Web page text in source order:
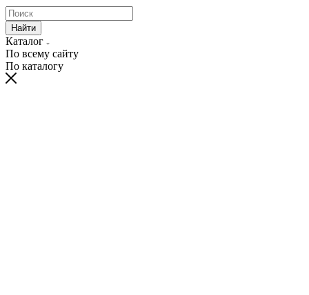
Найти
Каталог
По всему сайту
По каталогу